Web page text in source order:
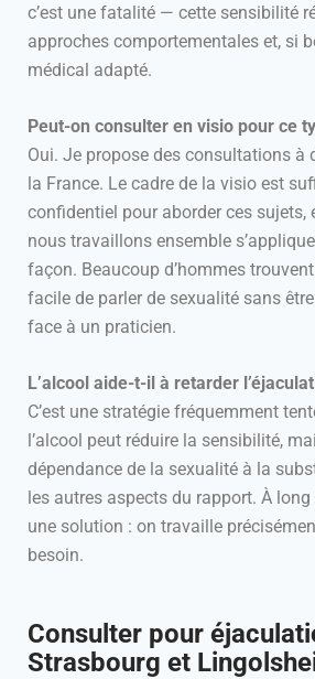
c’est une fatalité — cette sensibilité
approches comportementales et, si
médical adapté.
Peut-on consulter en visio pour ce
Oui. Je propose des consultations à
la France. Le cadre de la visio est
confidentiel pour aborder ces sujets,
nous travaillons ensemble
façon. Beaucoup d’hommes
facile de parler de sexualité sans
face à un praticien.
L’alcool aide-t-il à retarder
C’est une stratégie fréquemment
l’alcool peut réduire la sensibilité,
dépendance de la sexualité à la
les autres aspects du rapport. À long
une solution : on travaille
besoin.
Consulter pour
Strasbourg et